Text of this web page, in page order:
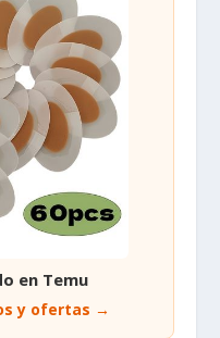
en Temu
y ofertas →